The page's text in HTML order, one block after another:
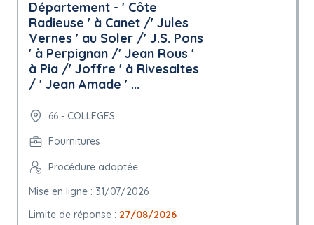
Département - ' Côte
Radieuse ' à Canet /' Jules
Vernes ' au Soler /' J.S. Pons
' à Perpignan /' Jean Rous '
à Pia /' Joffre ' à Rivesaltes
/ ' Jean Amade ' ...
66 - COLLEGES
Fournitures
Procédure adaptée
Mise en ligne : 31/07/2026
Limite de réponse : 27/08/2026